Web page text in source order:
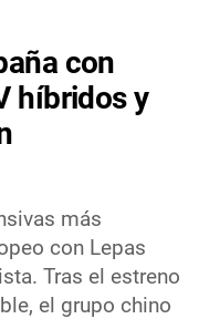
con
híbridos y
más
con Lepas
Tras el estreno
el grupo chino